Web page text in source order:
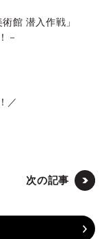
館 潜入作戦」
－
／
次の記事